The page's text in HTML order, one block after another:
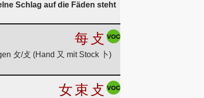
Schlag auf die Fäden steht
每 攴
攵/攴 (Hand 又 mit Stock 卜)
女束 攴